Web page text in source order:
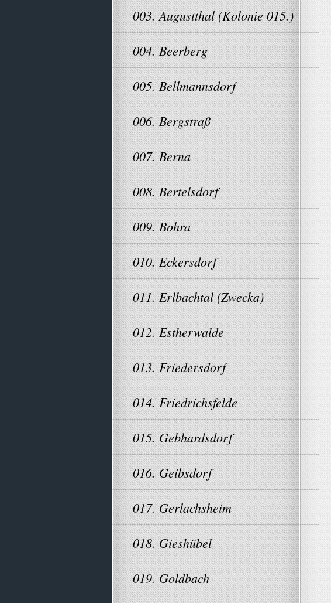
003. Augustthal (Kolonie 015.)
004. Beerberg
005. Bellmannsdorf
006. Bergstraß
007. Berna
008. Bertelsdorf
009. Bohra
010. Eckersdorf
011. Erlbachtal (Zwecka)
012. Estherwalde
013. Friedersdorf
014. Friedrichsfelde
015. Gebhardsdorf
016. Geibsdorf
017. Gerlachsheim
018. Gieshübel
019. Goldbach